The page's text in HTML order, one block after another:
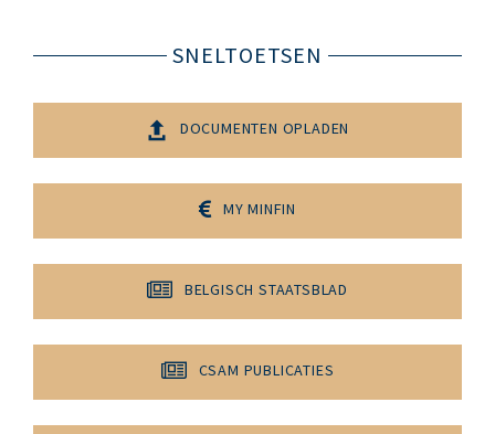
SNELTOETSEN
DOCUMENTEN OPLADEN
MY MINFIN
BELGISCH STAATSBLAD
CSAM PUBLICATIES